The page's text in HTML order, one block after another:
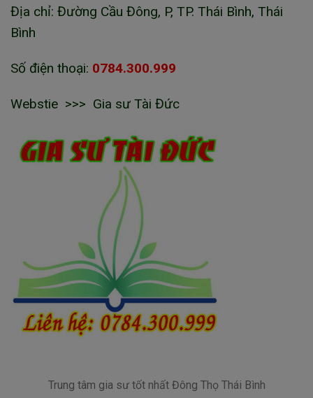
Địa chỉ: Đường Cầu Đông, P, TP. Thái Bình, Thái
Bình
Số điện thoại: 0784.300.999
Webstie >>> Gia sư Tài Đức
Trung tâm gia sư tốt nhất Đông Thọ Thái Bình